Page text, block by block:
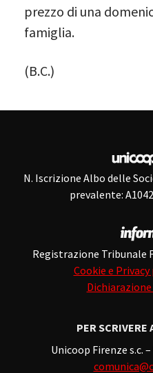
prezzo di una
famiglia.
(B.C.)
N. Iscrizione Albo delle
prevalente:
Registrazione Tribunale
Cookie e
PER SCRIVERE
Unicoop Firenze s.c.